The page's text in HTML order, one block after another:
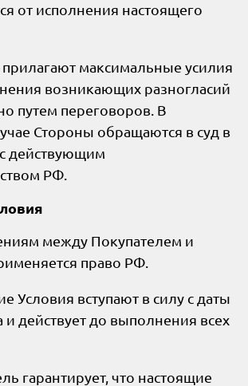
от исполнения настоящего
максимальные усилия
возникающих разногласий
путем переговоров. В
Стороны обращаются в суд в
с действующим
РФ.
между Покупателем и
право РФ.
Условия вступают в силу с даты
и действует до выполнения всех
гарантирует, что настоящие